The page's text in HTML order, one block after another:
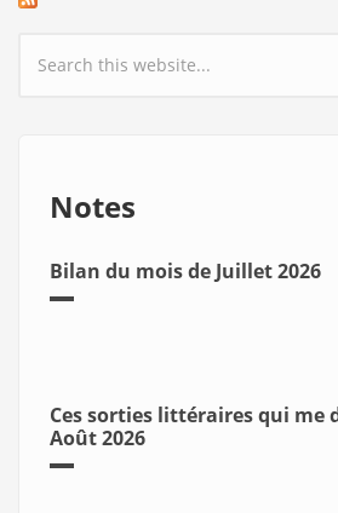
Search form
Notes
Bilan du mois de Juillet 2026
Ces sorties littéraires qui me
Août 2026